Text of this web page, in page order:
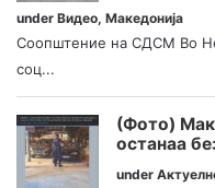
under Видео, Македонија
Соопштение на СДСМ Во
соц...
(Фото)
останаа
under